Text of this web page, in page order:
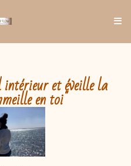
et éveille la
en toi"